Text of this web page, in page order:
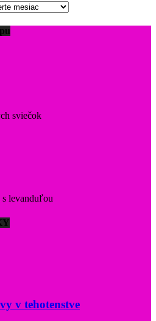
sviečok
s levanduľou
v tehotenstve